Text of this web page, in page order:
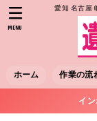
愛知 名古屋
ホーム 作業の流
MENU
イ